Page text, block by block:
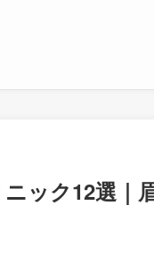
ック12選｜